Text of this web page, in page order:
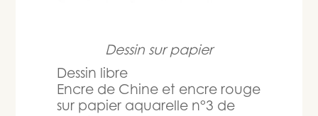
Dessin sur papier
Dessin libre
Encre de Chine et encre rouge
sur papier aquarelle n°3 de